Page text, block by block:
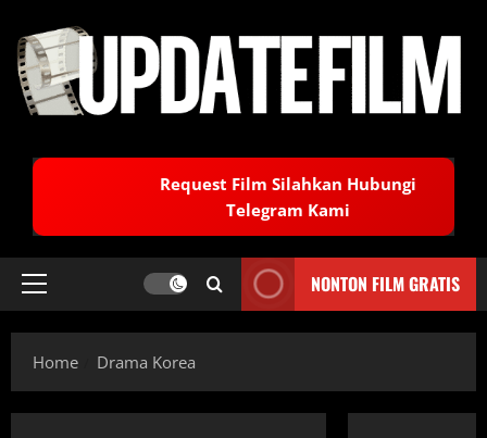
content
Request Film Silahkan Hubungi
Telegram Kami
Primary
NONTON FILM GRATIS
Home Drama Korea